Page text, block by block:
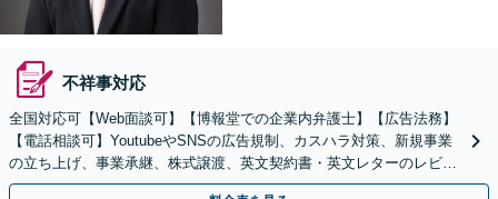
不祥事対応
全国対応可【Web面談可】【博報堂での企業内弁護士】【広告法務】
【電話相談可】YoutubeやSNSの広告規制、カスハラ対策、新規事業
の立ち上げ、事業承継、株式譲渡、英文契約書・英文レターのレビュ
ー・ドラフトなどに対応。